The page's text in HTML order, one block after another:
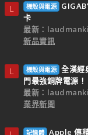
L 機殼與電源
卡
最新：
新品資訊
L 機殼與電源 全漢經
門最強銅牌電源！
最新：
業界新聞
記憶體 Apple 傳